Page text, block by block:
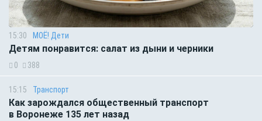
15:30 МОЁ! Дети
Детям понравится: салат из дыни и черники
0 388
15:15 Транспорт
Как зарождался общественный транспорт
в Воронеже 135 лет назад